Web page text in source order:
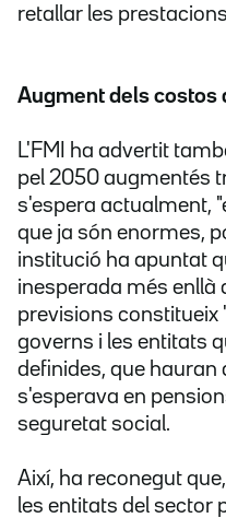
retallar les
Augment dels costos
L'FMI ha advertit
pel 2050 augmentés
s'espera actualment,
que ja són enormes,
institució ha apuntat
inesperada més enllà
previsions constitueix
governs i les entitats
definides, que hauran
s'esperava en
seguretat social.
Així, ha reconegut
les entitats del sector